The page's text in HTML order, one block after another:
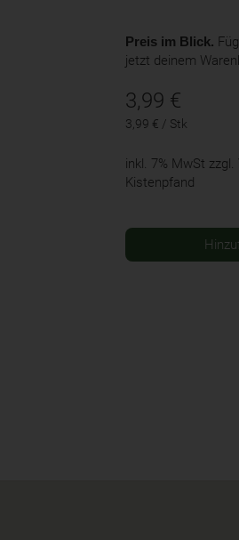
Preis im Blick.
jetzt deinem
3,99 €
3,99 € / Stk
inkl. 7% MwSt zzgl.
Kistenpfand